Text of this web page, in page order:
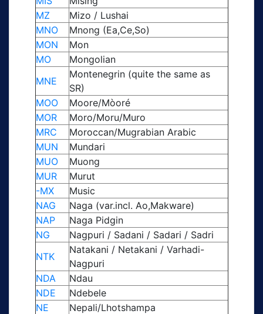
MZ
Mizo / Lushai
MNO
Mnong (Ea,Ce,So)
MON
Mon
MO
Mongolian
MNE
Montenegrin (quite the same as
SR)
MOO
Moore/Mòoré
MOR
Moro/Moru/Muro
MRC
Moroccan/Mugrabian Arabic
MUN
Mundari
MUO
Muong
MUR
Murut
-MX
Music
NAG
Naga (var.incl. Ao,Makware)
NAP
Naga Pidgin
NG
Nagpuri / Sadani / Sadari / Sadri
NTK
Natakani / Netakani / Varhadi-
Nagpuri
NDA
Ndau
NDE
Ndebele
NE
Nepali/Lhotshampa